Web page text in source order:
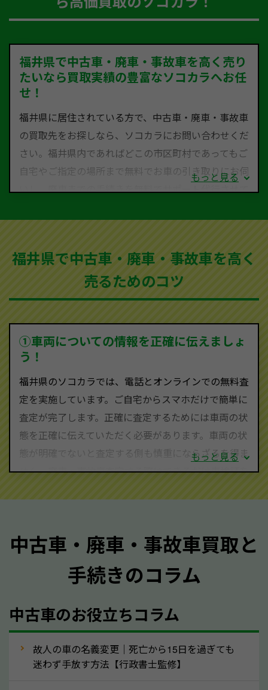
福井県で中古車・廃車・事故車を高く売り
たいなら買取実績の豊富なソコカラへお任
せ！
福井県に居住されている方で、中古車・廃車・事故車
の買取先をお探しなら、ソコカラにお問い合わせくだ
さい。福井県内であればどこの市区町村であってもご
自宅やご指定の場所まで無料でお車の引き取りにお伺
いし、廃車までの手続きを無料でサポート代行させて
買取可能です。
ソコカラは世界１１０か国に独自の販売ネットワーク
を持ち、国内に自社物流網、自社ヤードをもっている
を実現し、お客様に利益を還元することができるので
す。
590-870）までお問い合わせ下さい。
査定・ご相談・見積もりはすべて無料で行います。安
心してお問い合わせください。
もっと見る
福井県で中古車・廃車・事故車を高く
売るためのコツ
①車両についての情報を正確に伝えましょ
う！
福井県のソコカラでは、電話とオンラインでの無料査
定を実施しています。ご自宅からスマホだけで簡単に
査定が完了します。正確に査定するためには車両の状
態を正確に伝えていただく必要があります。車両の状
態が明確でないと査定する側も慎重にならざるを得ま
せん。廃車・事故車査定する際はできるだけ車検証を
質問させていただく内容は以下の通りとなります。
メーカー／車種
型式／グレード
走行距離（例：約〇万キロ）
車検の満了日
内装や外装の状態
もっと見る
中古車・廃車・事故車買取と
手続きのコラム
中古車のお役立ちコラム
故人の車の名義変更｜死亡から15日を過ぎても
迷わず手放す方法【行政書士監修】